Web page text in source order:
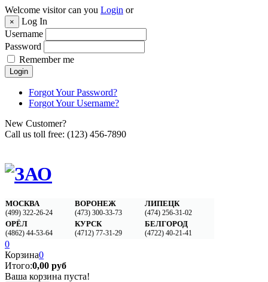
Welcome visitor can you Login or
×
Log In
Username
Password
Remember me
Login
Forgot Your Password?
Forgot Your Username?
New Customer?
Call us toll free: (123) 456-7890
МОСКВА
(499) 322-26-24
ВОРОНЕЖ
(473) 300-33-73
ЛИПЕЦК
(474) 256-31-02‬
ОРЁЛ
(4862) 44-53-64
КУРСК
(4712) 77-31-29
БЕЛГОРОД
(4722) 40-21-41
0
Корзина0
Итого:0,00 руб
Ваша корзина пуста!